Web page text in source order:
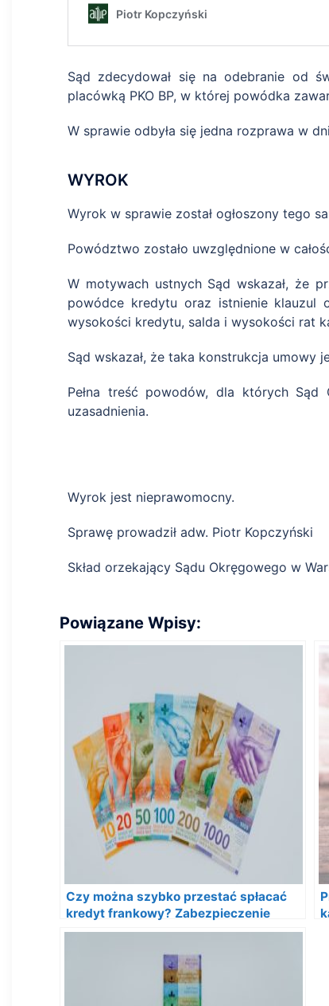
Sąd zdecydował się na odebranie od
placówką PKO BP, w której powódka
W sprawie odbyła się jedna rozprawa w
WYROK
Wyrok w sprawie został ogłoszony tego
Powództwo zostało uwzględnione w
W motywach ustnych Sąd wskazał, że
powódce kredytu oraz istnienie klauzul
wysokości kredytu, salda i wysokości rat
Sąd wskazał, że taka konstrukcja
Pełna treść powodów, dla których Sąd
uzasadnienia.
Wyrok jest nieprawomocny.
Sprawę prowadził adw. Piotr Kopczyński
Skład orzekający Sądu Okręgowego w
Powiązane Wpisy:
Czy można szybko przestać spłacać
kredyt frankowy? Zabezpieczenie